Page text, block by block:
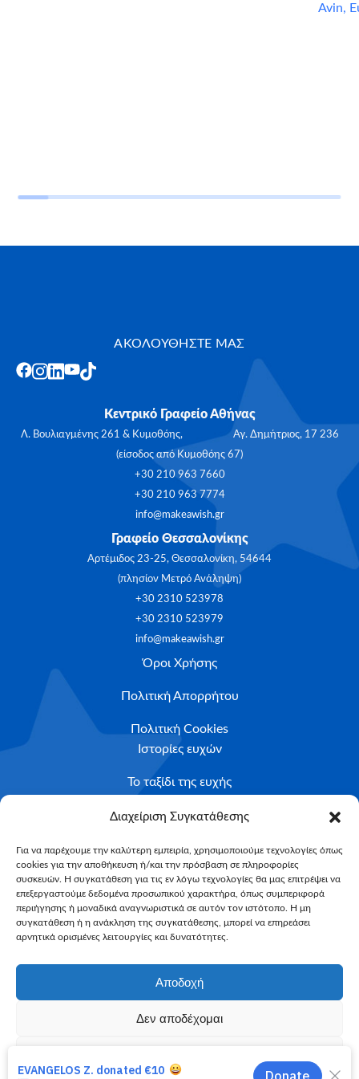
Διαχείριση Συγκατάθεσης
Για να παρέχουμε την καλύτερη εμπειρία, χρησιμοποιούμε τεχνολογίες όπως
cookies για την αποθήκευση ή/και την πρόσβαση σε πληροφορίες
συσκευών. Η συγκατάθεση για τις εν λόγω τεχνολογίες θα μας επιτρέψει να
επεξεργαστούμε δεδομένα προσωπικού χαρακτήρα, όπως συμπεριφορά
περιήγησης ή μοναδικά αναγνωριστικά σε αυτόν τον ιστότοπο. Η μη
συγκατάθεση ή η ανάκληση της συγκατάθεσης, μπορεί να επηρεάσει
αρνητικά ορισμένες λειτουργίες και δυνατότητες.
Αποδοχή
Δεν αποδέχομαι
Avin,
ΑΚΟΛΟΥΘΗΣΤΕ ΜΑΣ
Κεντρικό Γραφείο Αθήνας
Λ. Βουλιαγμένης 261 & Κυμοθόης, Αγ. Δημήτριος, 17 236
(είσοδος από Κυμοθόης 67)
+30 210 963 7660
+30 210 963 7774
info@makeawish.gr
Γραφείο Θεσσαλονίκης
Αρτέμιδος 23-25, Θεσσαλονίκη, 54644
(πλησίον Μετρό Ανάληψη)
+30 2310 523978
+30 2310 523979
info@makeawish.gr
Όροι Χρήσης
Πολιτική Απορρήτου
Πολιτική Cookies
Ιστορίες ευχών
Το ταξίδι της ευχής
Κριτήρια Καταλληλότητας
Υποβολή Αιτήματος
NEWSLETTER
Email*